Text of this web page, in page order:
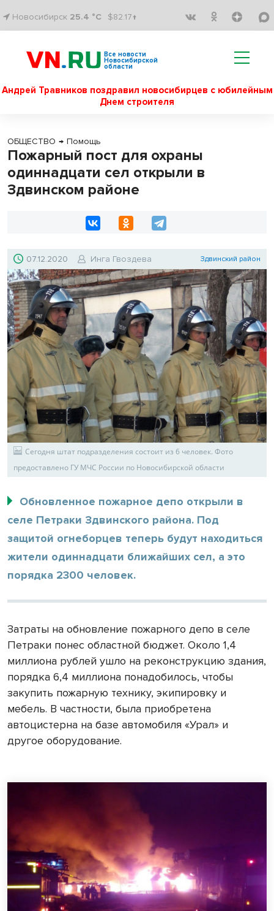
Новосибирск 25.4 °C $82.17↑
Все новости
Новосибирской
области
Андрей Травников поздравил новосибирцев с юбилейным
Днем строителя
ОБЩЕСТВО → Помощь
Пожарный пост для охраны
одиннадцати сел открыли в
Здвинском районе
07.12.2020 Инга Гвоздева Здвинский район
Сегодня штат подразделения состоит из 6 человек. Фото
предоставлено ГУ МЧС России по Новосибирской области
Обновленное пожарное депо открыли в
селе Петраки Здвинского района. Под
защитой огнеборцев теперь будут находиться
жители одиннадцати ближайших сел, а это
порядка 2300 человек.
Затраты на обновление пожарного депо в селе
Петраки понес областной бюджет. Около 1,4
миллиона рублей ушло на реконструкцию здания,
порядка 6,4 миллиона понадобилось, чтобы
закупить пожарную технику, экипировку и
мебель. В частности, была приобретена
автоцистерна на базе автомобиля «Урал» и
другое оборудование.